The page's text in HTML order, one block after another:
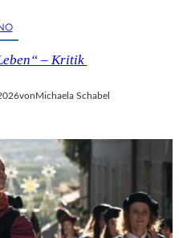
– Kritik
vonMichaela Schabel